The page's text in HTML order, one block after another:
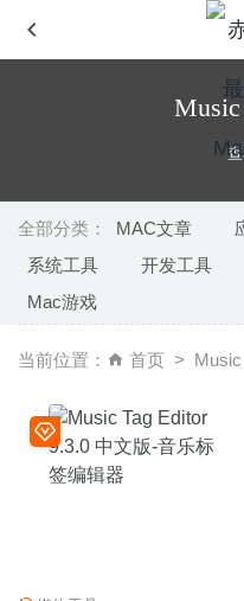
Music
全部分类： MAC文章
系统工具
开发工具
Mac游戏
当前位置： 首页 Music
Adobe Premiere Pro
AudioFinder 6.0.6 – 音
TechSmith Snagit
05-31